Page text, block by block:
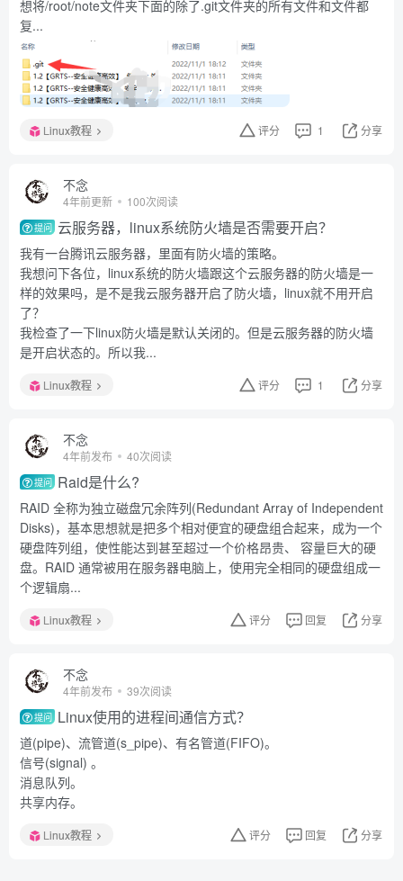
想将/root/note文件夹下面的除了.git文件夹的所有文件和文件都
复...
Linux教程 评分 1 分享
不念
4年前更新 100次阅读
提问 云服务器，linux系统防火墙是否需要开启？
我有一台腾讯云服务器，里面有防火墙的策略。
我想问下各位，linux系统的防火墙跟这个云服务器的防火墙是一
样的效果吗，是不是我云服务器开启了防火墙，linux就不用开启
了？
我检查了一下linux防火墙是默认关闭的。但是云服务器的防火墙
是开启状态的。所以我...
Linux教程 评分 1 分享
不念
4年前发布 40次阅读
提问 Raid是什么?
RAID 全称为独立磁盘冗余阵列(Redundant Array of Independent
Disks)，基本思想就是把多个相对便宜的硬盘组合起来，成为一个
硬盘阵列组，使性能达到甚至超过一个价格昂贵、 容量巨大的硬
盘。RAID 通常被用在服务器电脑上，使用完全相同的硬盘组成一
个逻辑扇...
Linux教程 评分 回复 分享
不念
4年前发布 39次阅读
提问 Linux使用的进程间通信方式？
道(pipe)、流管道(s_pipe)、有名管道(FIFO)。
信号(signal) 。
消息队列。
共享内存。
Linux教程 评分 回复 分享